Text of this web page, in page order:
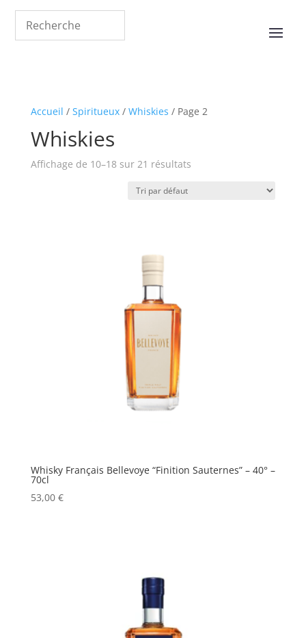
Accueil / Spiritueux/ Whiskies / Page 2
Whiskies
Affichage de 10–18 sur 21 résultats
Whisky Français Bellevoye “Finition Sauternes” – 40° –
70cl
53,00 €